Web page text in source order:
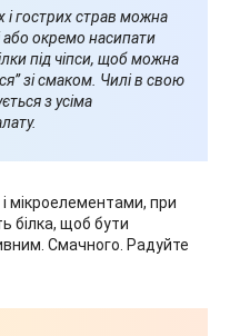
і гострих страв можна
або окремо насипати
під чіпси, щоб можна
зі смаком. Чилі в свою
з усіма
мікроелементами, при
білка, щоб бути
Смачного. Радуйте